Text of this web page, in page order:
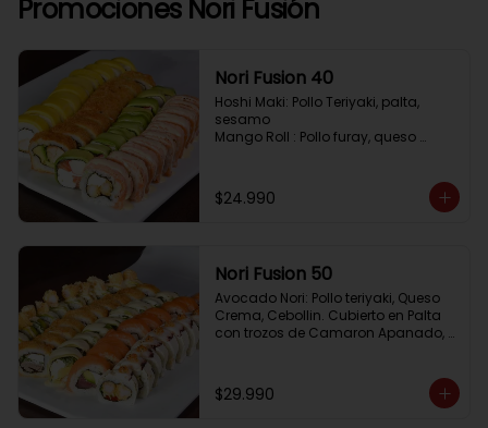
Promociones Nori Fusión
Nori Fusion 40
Hoshi Maki: Pollo Teriyaki, palta,
sesamo
Mango Roll : Pollo furay, queso
Avocado Oriental: Salmon,
Kanikama, Queso crema, cubierto
Salmon, bañado en salsa
Acevichada
$24.990
Nori Fusion 50
Avocado Nori: Pollo teriyaki, Queso
Crema, Cebollin. Cubierto en Palta
con trozos de Camaron Apanado,
Palta, cubierto en Salmon
Shirosakana Oriental: Pescado
$29.990